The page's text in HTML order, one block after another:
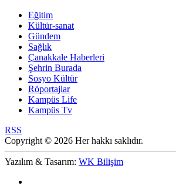
Eğitim
Kültür-sanat
Gündem
Sağlık
Çanakkale Haberleri
Şehrin Burada
Sosyo Kültür
Röportajlar
Kampüs Life
Kampüs Tv
RSS
Copyright © 2026 Her hakkı saklıdır.
Yazılım & Tasarım: WK Bilişim